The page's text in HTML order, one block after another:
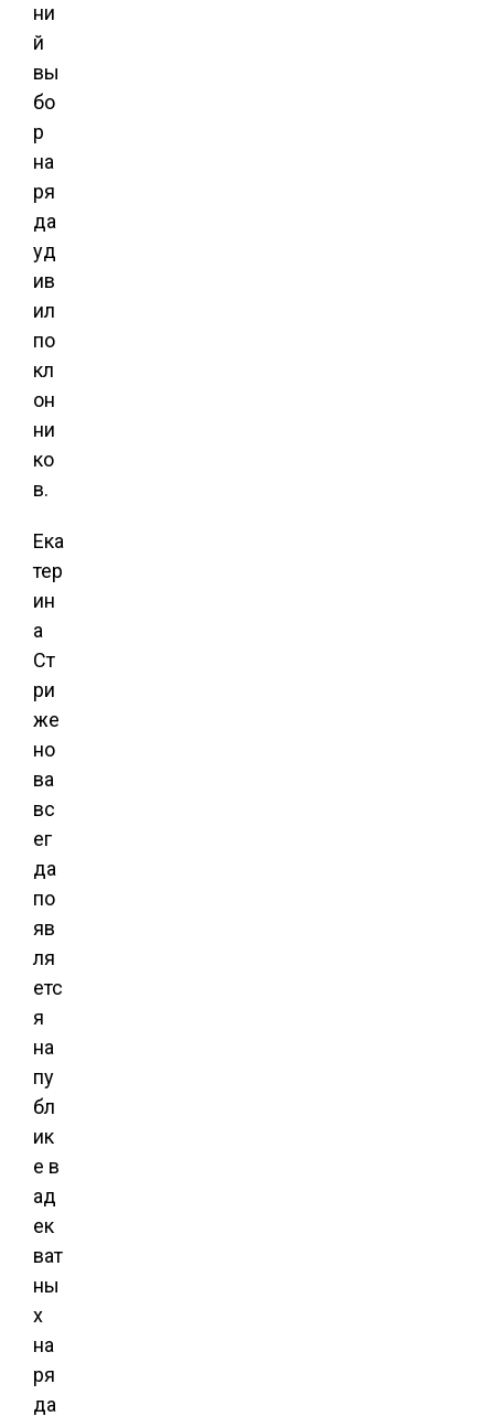
ни
й
вы
бо
р
на
ря
да
уд
ив
ил
по
кл
он
ни
ко
в.
Ека
тер
ин
а
Ст
ри
же
но
ва
вс
ег
да
по
яв
ля
етс
я
на
пу
бл
ик
е в
ад
ек
ват
ны
х
на
ря
да